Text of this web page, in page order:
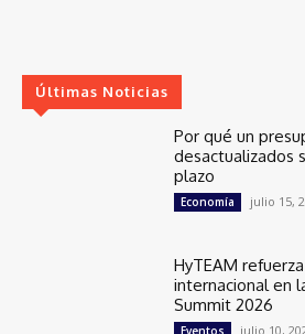
Últimas Noticias
Por qué un
desactualizados
plazo
Economía julio 15,
HyTEAM
internacional en
Summit 2026
julio 10,